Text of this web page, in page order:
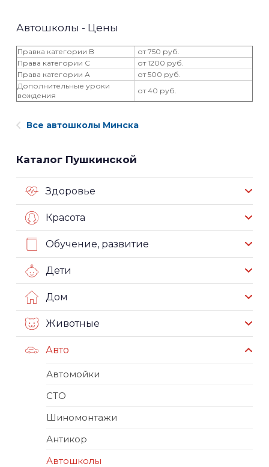
Автошколы - Цены
Правка категории B
от 750 руб.
Права категории С
от 1200 руб.
Права категории А
от 500 руб.
Дополнительные уроки
вождения
от 40 руб.
Все автошколы Минска
Каталог Пушкинской
Здоровье
Красота
Обучение, развитие
Дети
Дом
Животные
Авто
Автомойки
СТО
Шиномонтажи
Антикор
Автошколы